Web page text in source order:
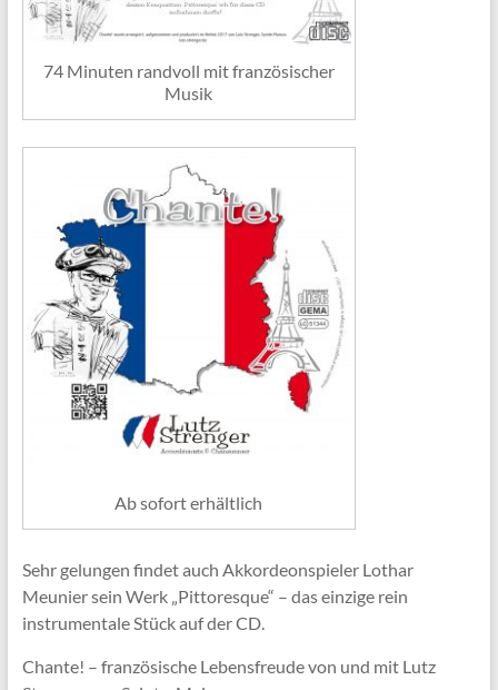
74 Minuten randvoll mit französischer
Musik
Ab sofort erhältlich
Sehr gelungen findet auch Akkordeonspieler Lothar
Meunier sein Werk „Pittoresque“ – das einzige rein
instrumentale Stück auf der CD.
Chante! – französische Lebensfreude von und mit Lutz